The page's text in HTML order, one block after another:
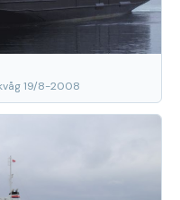
19/8-2008